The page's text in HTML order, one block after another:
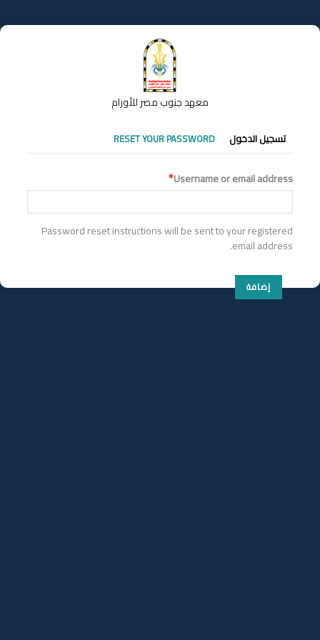
إلى
المحتوى
معهد جنوب مصر للأورام
التبويبات
الأساسية
تسجيل الدخول RESET YOUR PASSWORD
Username or email address
Password reset instructions will be sent to your registered
email address.